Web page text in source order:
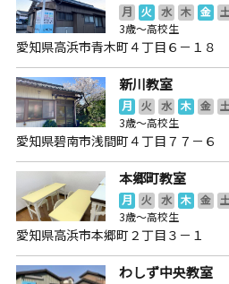
月 火 水 木 金 土
3歳～高校生
愛知県高浜市青木町４丁目６－１８
新川教室
月 火 水 木 金 土
3歳～高校生
愛知県碧南市浅間町４丁目７７－６
本郷町教室
月 火 水 木 金 土
3歳～高校生
愛知県高浜市本郷町２丁目３－１
わしず中央教室